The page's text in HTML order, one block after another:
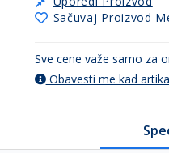
Sačuvaj Proizvod
Sve cene važe samo za
Obavesti me kad